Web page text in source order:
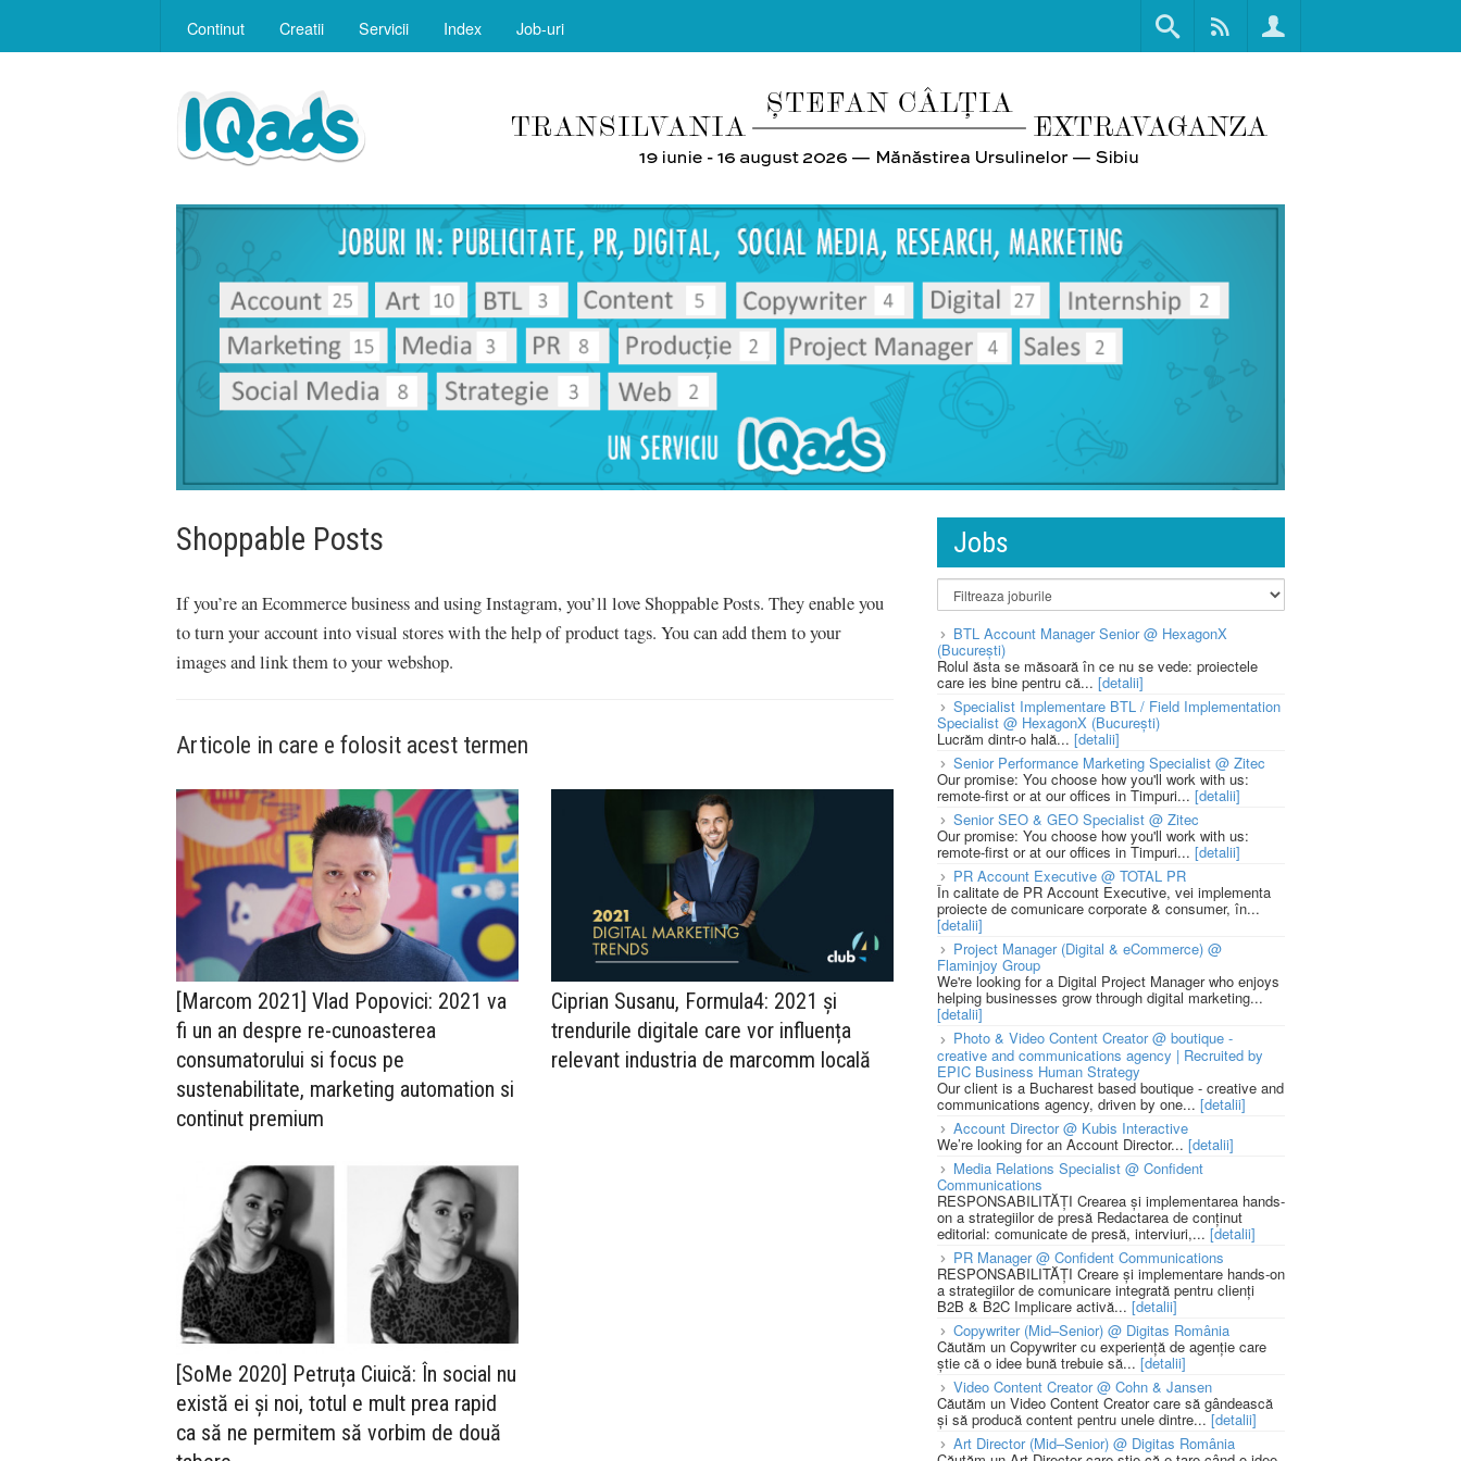
Continut Creatii Servicii Index Job-uri
Shoppable Posts
If you’re an Ecommerce business and using Instagram, you’ll love Shoppable Posts. They enable you
to turn your account into visual stores with the help of product tags. You can add them to your
images and link them to your webshop.
Articole in care e folosit acest termen
[Marcom 2021] Vlad Popovici: 2021 va
fi un an despre re-cunoasterea
consumatorului si focus pe
sustenabilitate, marketing automation si
continut premium
Ciprian Susanu, Formula4: 2021 și
trendurile digitale care vor influența
relevant industria de marcomm locală
[SoMe 2020] Petruța Ciuică: În social nu
există ei și noi, totul e mult prea rapid
ca să ne permitem să vorbim de două
Jobs
BTL Account Manager Senior @ HexagonX
(București)
Rolul ăsta se măsoară în ce nu se vede: proiectele
care ies bine pentru că... [detalii]
Specialist Implementare BTL / Field Implementation
Specialist @ HexagonX (București)
Lucrăm dintr-o hală... [detalii]
Senior Performance Marketing Specialist @ Zitec
Our promise: You choose how you'll work with us:
remote-first or at our offices in Timpuri... [detalii]
Senior SEO & GEO Specialist @ Zitec
Our promise: You choose how you'll work with us:
remote-first or at our offices in Timpuri... [detalii]
PR Account Executive @ TOTAL PR
În calitate de PR Account Executive, vei implementa
proiecte de comunicare corporate & consumer, în...
[detalii]
Project Manager (Digital & eCommerce) @
Flaminjoy Group
We're looking for a Digital Project Manager who enjoys
helping businesses grow through digital marketing...
[detalii]
Photo & Video Content Creator @ boutique -
creative and communications agency | Recruited by
EPIC Business Human Strategy
Our client is a Bucharest based boutique - creative and
communications agency, driven by one... [detalii]
Account Director @ Kubis Interactive
We’re looking for an Account Director... [detalii]
Media Relations Specialist @ Confident
Communications
RESPONSABILITĂȚI Crearea și implementarea hands-
on a strategiilor de presă Redactarea de conținut
editorial: comunicate de presă, interviuri,... [detalii]
PR Manager @ Confident Communications
RESPONSABILITĂȚI Creare și implementare hands-on
a strategiilor de comunicare integrată pentru clienți
B2B & B2C Implicare activă... [detalii]
Copywriter (Mid–Senior) @ Digitas România
Căutăm un Copywriter cu experiență de agenție care
știe că o idee bună trebuie să... [detalii]
Video Content Creator @ Cohn & Jansen
Căutăm un Video Content Creator care să gândească
și să producă content pentru unele dintre...[detalii]
Art Director (Mid–Senior) @ Digitas România